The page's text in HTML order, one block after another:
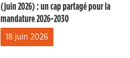
(juin 2026) : un cap partagé pour la
mandature 2026-2030
18 juin 2026